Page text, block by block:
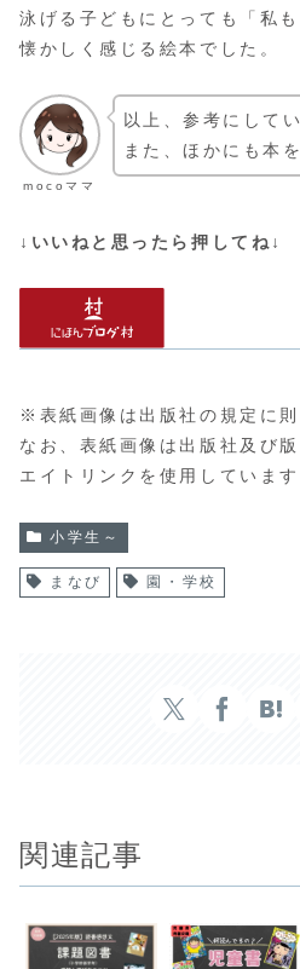
泳げる子どもにとっても「私
懐かしく感じる絵本でした。
mocoママ
以上、参考にして
また、ほかにも本
↓いいねと思ったら押してね↓
※表紙画像は出版社の規定に則
なお、表紙画像は出版社及び
エイトリンクを使用しています
小学生～
まなび 園・学校
関連記事